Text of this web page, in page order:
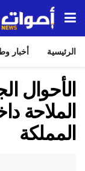
الرئيسية أخبار
الأحوال
الملاحة
المملكة